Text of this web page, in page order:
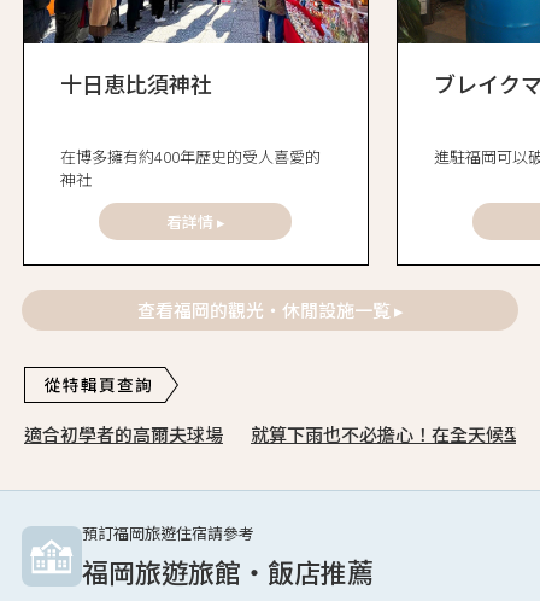
十日恵比須神社
在博多擁有約400年歷史的受人喜愛的
神社
看詳情 ▸
ブレイク
進駐福岡可以
查看福岡的觀光・休閒設施一覧 ▸
適合初學者的高爾夫球場 就算下雨也不必擔心！在全天候型
預訂福岡旅遊住宿請參考
福岡旅遊旅館・飯店推薦